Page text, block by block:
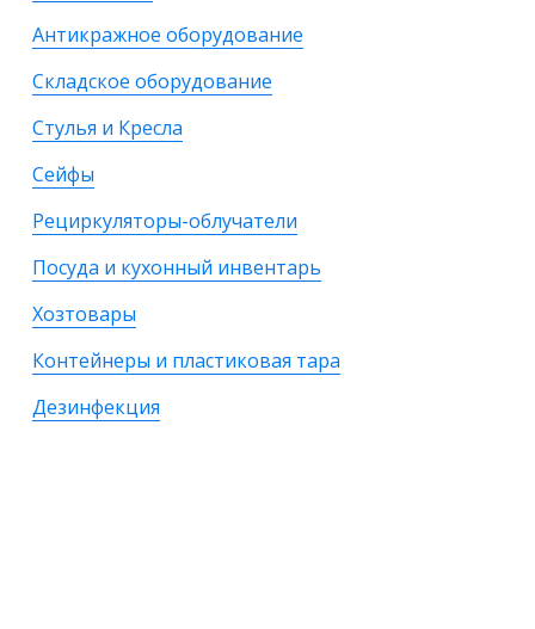
Антикражное оборудование
Складское оборудование
Стулья и Кресла
Сейфы
Рециркуляторы-облучатели
Посуда и кухонный инвентарь
Хозтовары
Контейнеры и пластиковая тара
Дезинфекция